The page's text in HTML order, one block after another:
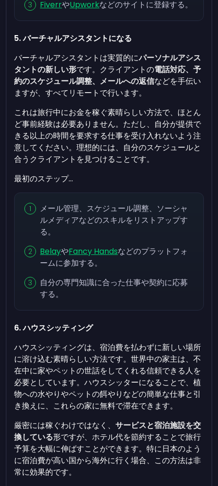
FiverrやUpworkなどのサイトに登録する。
5. バーチャルアシスタントになる
バーチャルアシスタントは実質的にパーソナルアシス
タントの新しい形です。クライアントの電話対応、予
約のスケジュール調整、メールへの返信などを手伝い
ますが、すべてリモートで行います。
これは旅行中にお金を稼ぐ素晴らしい方法で、ほとん
ど事前経験は必要ありません。ただし、自分が提供で
きる以上の時間を要求する仕事を受け入れないよう注
意してください。理想的には、自分のスケジュールと
合うクライアントを見つけることです。
最初のステップ...
メール管理、スケジュール調整、ソーシャ
ルメディアなどのスキルをリストアップす
る。
BelayやFancy Handsなどのプラットフォ
ームに参加する。
自分の専門知識に合った仕事や契約に応募
する。
6. ハウスシッティング
ハウスシッティングは、宿泊費を払わずに新しい場所
に溶け込む素晴らしい方法です。世界中の家主は、不
在中に家やペットの世話をしてくれる信頼できる人を
必要としています。ハウスシッターになることで、植
物への水やりやペットの餌やりなどの簡単な仕事と引
き換えに、これらの家に無料で滞在できます。
厳密には稼ぐわけではなく、サービスと宿泊施設を交
換している形ですが、ホテル代を節約することで旅行
予算を大幅に伸ばすことができます。特に日本のよう
に宿泊費が高い国から海外に行く場合、この方法は非
常に効果的です。